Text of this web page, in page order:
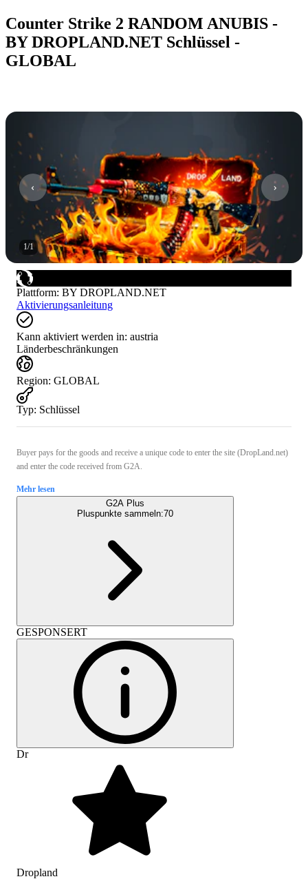
Counter Strike 2 RANDOM ANUBIS -
BY DROPLAND.NET Schlüssel -
GLOBAL
1/1
Plattform: BY DROPLAND.NET
Aktivierungsanleitung
Kann aktiviert werden in: austria
Länderbeschränkungen
Region: GLOBAL
Typ: Schlüssel
Buyer pays for the goods and receive a unique code to enter the site (DropLand.net)
and enter the code received from G2A.
Mehr lesen
G2A Plus
Pluspunkte sammeln:70
GESPONSERT
Dr
Dropland